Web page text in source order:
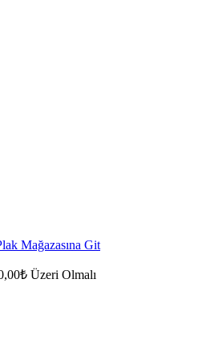
Mağazasına Git
Üzeri Olmalı